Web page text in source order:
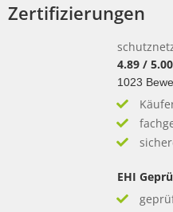
Zertifizierungen
4.89/ 5.00
1023
EHI